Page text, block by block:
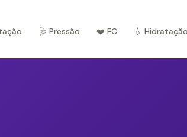
🩺 Pressão ❤️ FC 💧 Hidratação